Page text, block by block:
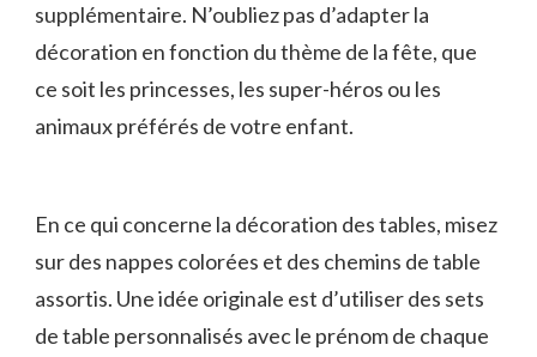
supplémentaire. ⁢N’oubliez pas d’adapter la
décoration en fonction du thème ⁤de la fête, que
ce soit les princesses, ​les super-héros ou les
animaux préférés de⁢ votre enfant.
En ce‍ qui concerne la décoration des tables, misez
sur des nappes colorées et des chemins de table
‌assortis. Une⁣ idée⁣ originale est d’utiliser des ⁤sets
‌de table personnalisés avec le​ prénom de chaque⁤